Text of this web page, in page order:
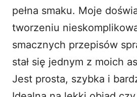
pełna smaku. Moje
tworzeniu
smacznych przepisów
stał się jednym z moich
Jest prosta, szybka i